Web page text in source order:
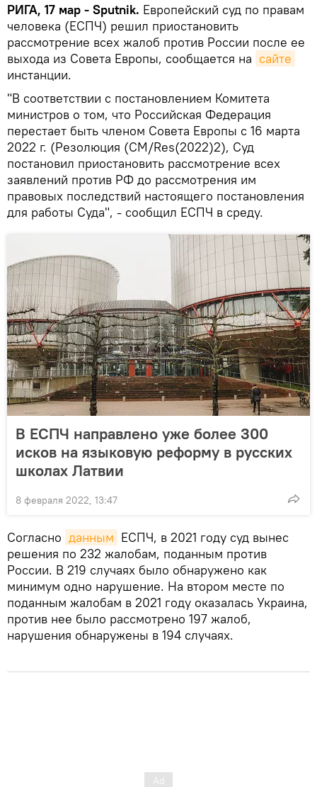
РИГА, 17 мар - Sputnik. Европейский суд по правам
человека (ЕСПЧ) решил приостановить
рассмотрение всех жалоб против России после ее
выхода из Совета Европы, сообщается на сайте
инстанции.
"В соответствии с постановлением Комитета
министров о том, что Российская Федерация
перестает быть членом Совета Европы с 16 марта
2022 г. (Резолюция (CM/Res(2022)2), Суд
постановил приостановить рассмотрение всех
заявлений против РФ до рассмотрения им
правовых последствий настоящего постановления
для работы Суда", - сообщил ЕСПЧ в среду.
В ЕСПЧ направлено уже более 300
исков на языковую реформу в русских
школах Латвии
8 февраля 2022, 13:47
Согласно данным ЕСПЧ, в 2021 году суд вынес
решения по 232 жалобам, поданным против
России. В 219 случаях было обнаружено как
минимум одно нарушение. На втором месте по
поданным жалобам в 2021 году оказалась Украина,
против нее было рассмотрено 197 жалоб,
нарушения обнаружены в 194 случаях.